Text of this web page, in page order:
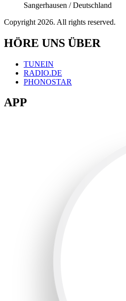
Sangerhausen / Deutschland
Copyright 2026. All rights reserved.
HÖRE UNS ÜBER
TUNEIN
RADIO.DE
PHONOSTAR
APP